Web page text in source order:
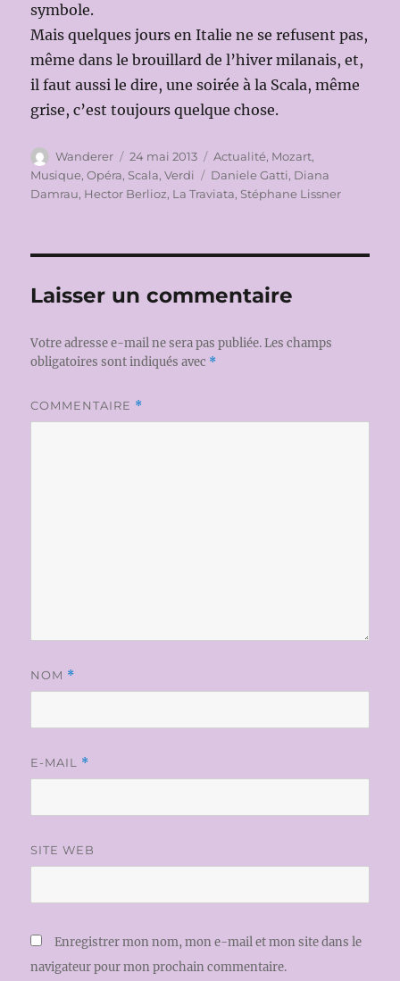
symbole.
Mais quelques jours en Italie ne se refusent pas,
même dans le brouillard de l’hiver milanais, et,
il faut aussi le dire, une soirée à la Scala, même
grise, c’est toujours quelque chose.
Auteur
Wanderer
Publié
le
24 mai 2013 Catégories
Actualité, Mozart,
Musique,Opéra, Scala,Verdi Étiquettes
Daniele Gatti, Diana
Damrau, Hector Berlioz, La Traviata, Stéphane Lissner
Laisser un commentaire
Votre adresse e-mail ne sera pas publiée. Les champs
obligatoires sont indiqués avec *
COMMENTAIRE *
NOM *
E-MAIL *
SITE WEB
Enregistrer mon nom, mon e-mail et mon site dans le
navigateur pour mon prochain commentaire.